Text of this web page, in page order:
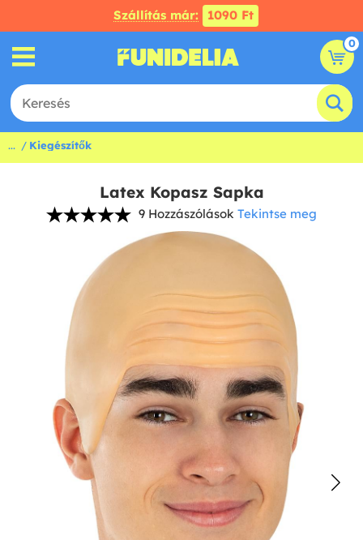
Szállítás már: 1090 Ft
0
... Kiegészítők
Latex Kopasz Sapka
9 Hozzászólások Tekintse meg